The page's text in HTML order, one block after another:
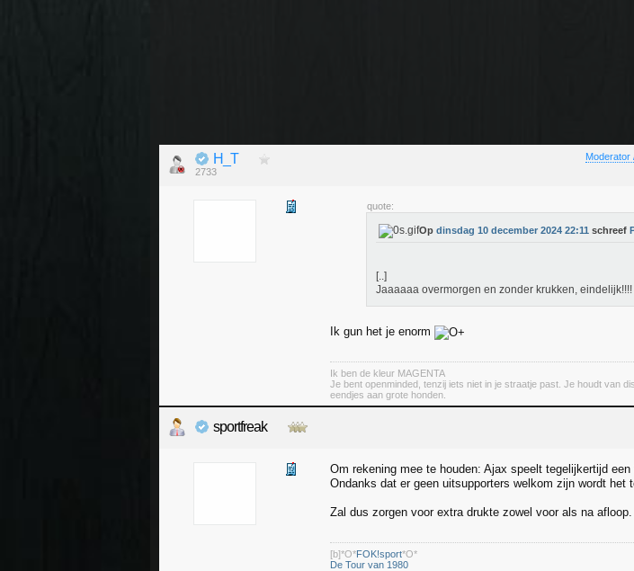
Moderator
H_T
2733
quote:
Op dinsdag 10 december 2024 22:11 schreef
[..]
Jaaaaaa overmorgen en zonder krukken,
Ik gun het je enorm
Ik ben de kleur MAGENTA
Je bent openminded, tenzij iets niet in je straatje past. Je houdt van
eendjes aan grote honden.
sportfreak
Om rekening mee te houden: Ajax speelt tegelijkertijd
Ondanks dat er geen uitsupporters welkom zijn wordt het
Zal dus zorgen voor extra drukte zowel voor als na afloop.
[b]*O*FOK!sport*O*
De Tour van 1980